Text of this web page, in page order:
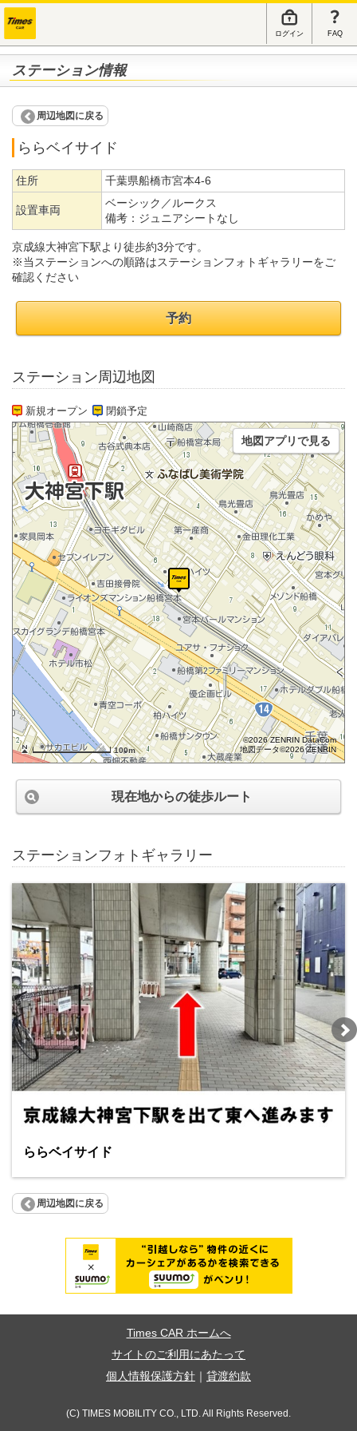
ログイン FAQ
ステーション情報
周辺地図に戻る
ららベイサイド
住所 千葉県船橋市宮本4-6
設置車両
ベーシック／ルークス
備考： ジュニアシートなし
京成線大神宮下駅より徒歩約3分です。
※当ステーションへの順路はステーションフォトギャラリーをご
確認ください
予約
ステーション周辺地図
新規オープン 閉鎖予定
100m
©2026 ZENRIN DataCom
地図データ©2026 ZENRIN
地図アプリで見る
現在地からの徒歩ルート
ステーションフォトギャラリー
ららベイサイド
周辺地図に戻る
Times CAR ホームへ
サイトのご利用にあたって
個人情報保護方針
貸渡約款
(C) TIMES MOBILITY CO., LTD. All Rights Reserved.